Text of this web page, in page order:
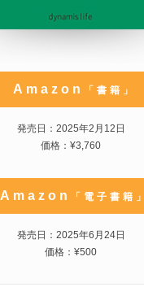
Amazon 「書籍」
発売日：2025年2月12日
価格：¥3,760
Amazon 「電子書籍」
発売日：2025年6月24日
価格：¥500